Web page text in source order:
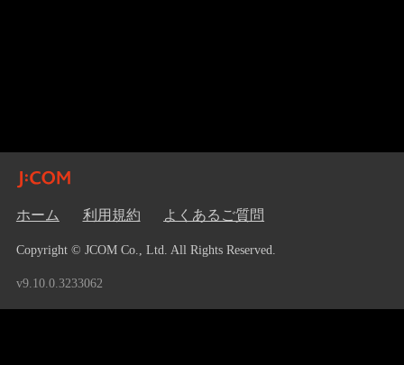
ホーム 利用規約 よくあるご質問
Copyright © JCOM Co., Ltd. All Rights Reserved.
v9.10.0.3233062